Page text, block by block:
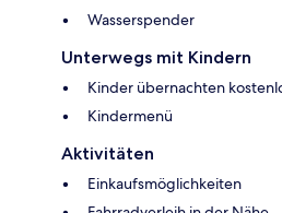
Wasserspender
Unterwegs mit Kindern
Kinder übernachten
Kindermenü
Aktivitäten
Einkaufsmöglichkeiten